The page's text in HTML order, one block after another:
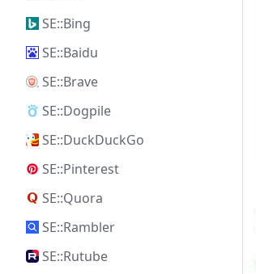
SE::Bing
SE::Baidu
SE::Brave
SE::Dogpile
SE::DuckDuckGo
SE::Pinterest
SE::Quora
SE::Rambler
SE::Rutube